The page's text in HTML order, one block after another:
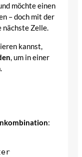
möchte einen
– doch mit der
nächste Zelle.
kannst,
, um in einer
: